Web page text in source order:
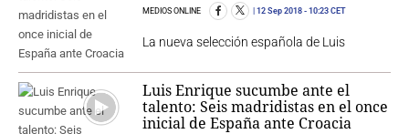
MEDIOS ONLINE 12 Sep 2018 - 10:23 CET
La nueva selección española de Luis
Luis Enrique sucumbe ante el
talento: Seis madridistas en el once
inicial de España ante Croacia